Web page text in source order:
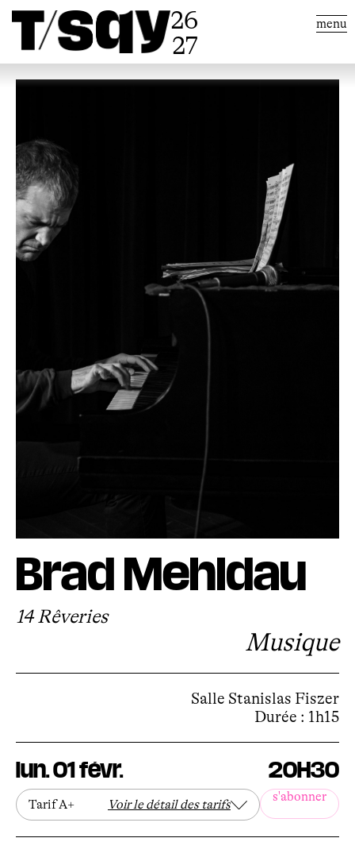
26
27
menu
Brad Mehldau
14 Rêveries
Musique
Salle Stanislas Fiszer
Durée : 1h15
lun. 01 févr. 20H30
Tarif A+ Voir le détail des tarifs
s'abonner